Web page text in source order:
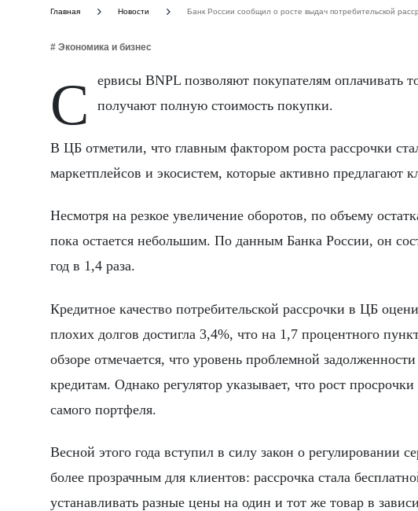
Главная Новости Банк России сообщил о росте выдач потребительской
# Экономика и бизнес
Сервисы BNPL позволяют покупателям оплачивать товары частями без переплат, при этом продавцы сразу получают полную стоимость покупки.
В ЦБ отметили, что главным фактором роста рассрочки
маркетплейсов и экосистем, которые активно предлагают
Несмотря на резкое увеличение оборотов, по объему
пока остается небольшим. По данным Банка России, он
год в 1,4 раза.
Кредитное качество потребительской рассрочки в ЦБ
плохих долгов достигла 3,4%, что на 1,7 процентного
обзоре отмечается, что уровень проблемной
кредитам. Однако регулятор указывает, что рост
самого портфеля.
Весной этого года вступил в силу закон о регулировании
более прозрачным для клиентов: рассрочка стала
устанавливать разные цены на один и тот же товар в